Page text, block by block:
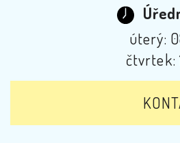
úterý:
čtvrtek: